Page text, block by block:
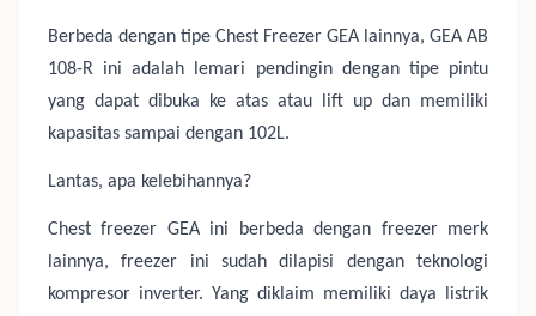
Berbeda dengan tipe Chest Freezer GEA lainnya, GEA AB
108-R ini adalah lemari pendingin dengan tipe pintu
yang dapat dibuka ke atas atau lift up dan memiliki
kapasitas sampai dengan 102L.
Lantas, apa kelebihannya?
Chest freezer GEA ini berbeda dengan freezer merk
lainnya, freezer ini sudah dilapisi dengan teknologi
kompresor inverter. Yang diklaim memiliki daya listrik